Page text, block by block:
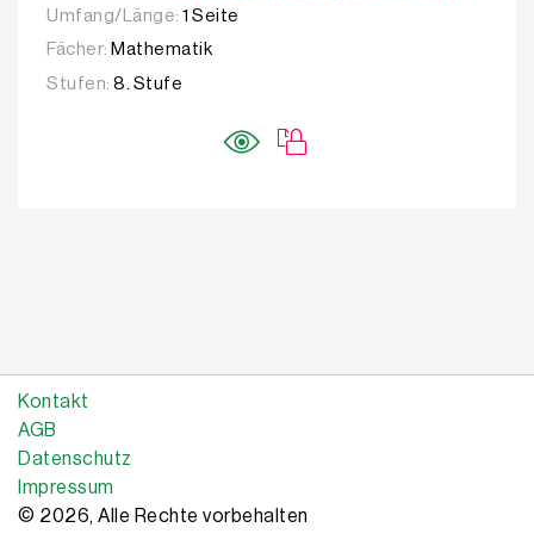
Umfang/Länge: 1 Seite
Fächer: Mathematik
Stufen: 8. Stufe
© 2026, Alle Rechte vorbehalten
Impressum
Datenschutz
AGB
Kontakt